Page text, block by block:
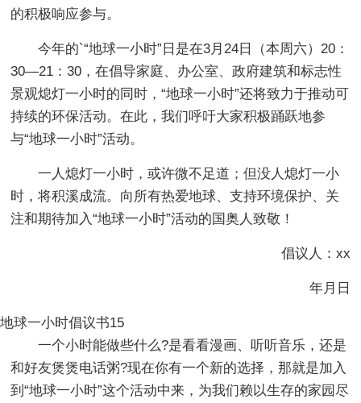
的积极响应参与。
今年的`“地球一小时”日是在3月24日（本周六）20：
30—21：30，在倡导家庭、办公室、政府建筑和标志性
景观熄灯一小时的同时，“地球一小时”还将致力于推动可
持续的环保活动。在此，我们呼吁大家积极踊跃地参
与“地球一小时”活动。
一人熄灯一小时，或许微不足道；但没人熄灯一小
时，将积溪成流。向所有热爱地球、支持环境保护、关
注和期待加入“地球一小时”活动的国奥人致敬！
倡议人：xx
年月日
地球一小时倡议书15
一个小时能做些什么?是看看漫画、听听音乐，还是
和好友煲煲电话粥?现在你有一个新的选择，那就是加入
到“地球一小时”这个活动中来，为我们赖以生存的家园尽